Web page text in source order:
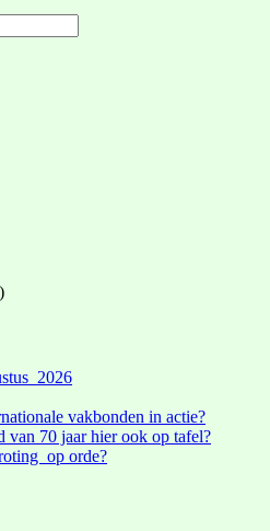
2026
vakbonden in actie?
van 70 jaar hier ook op tafel?
op orde?